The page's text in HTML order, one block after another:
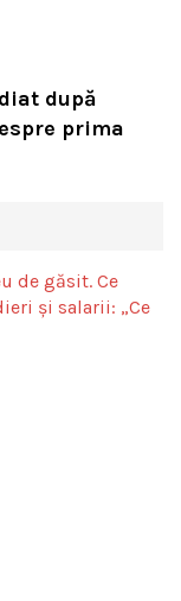
după
prima